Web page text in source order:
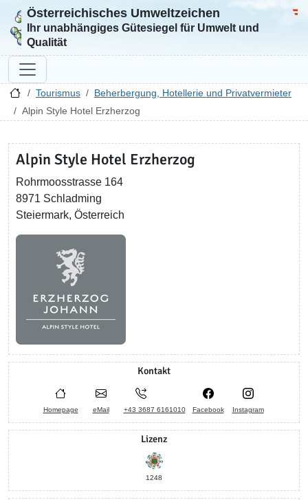
Zur Startseite
Österreichisches Umweltzeichen
Ihr unabhängiges Gütesiegel für Umwelt und
Qualität
Tourismus
Beherbergung, Hotellerie und Privatvermieter
Alpin Style Hotel Erzherzog
Alpin Style Hotel Erzherzog
Rohrmoosstrasse 164
8971 Schladming
Steiermark, Österreich
Kontakt
Homepage eMail +43 3687 6161010 Facebook Instagram
Lizenz
1248